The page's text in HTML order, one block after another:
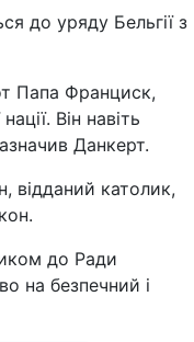
до уряду Бельгії з
Папа Франциск,
Він навіть
Данкерт.
відданий католик,
до Ради
на безпечний і